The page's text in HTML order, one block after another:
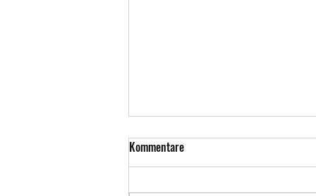
Kommentare